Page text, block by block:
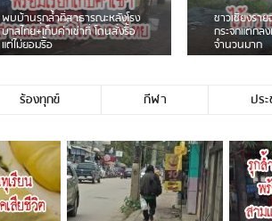
าวเน็ตสวดยับ! พบพม่าเร่ขายพวงมาลัย
ไม่ซื้อเดินตาม
มีชาวเน็ตรายหนึ่งซึ่งแจ้งว่าตนเองไม่ใช่ประชาชนชาวเชีย
ร้องทุกข์ กีฬา ปร